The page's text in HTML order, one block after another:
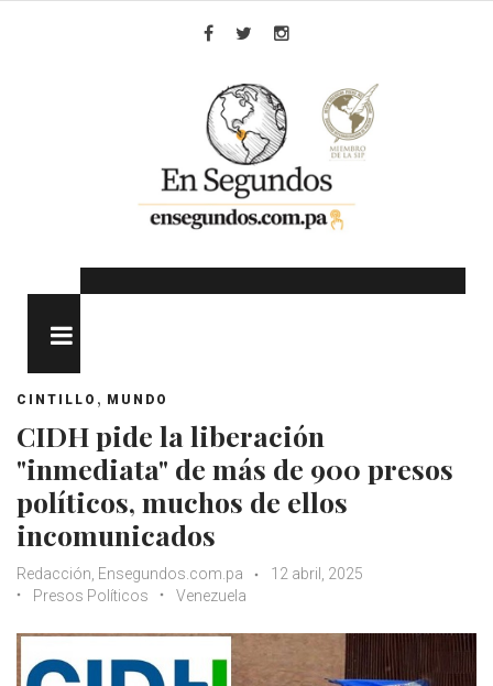
CINTILLO , MUNDO
CIDH pide la liberación
"inmediata" de más de 900 presos
políticos, muchos de ellos
incomunicados
Redacción, Ensegundos.com.pa
12 abril, 2025
Presos Políticos
Venezuela